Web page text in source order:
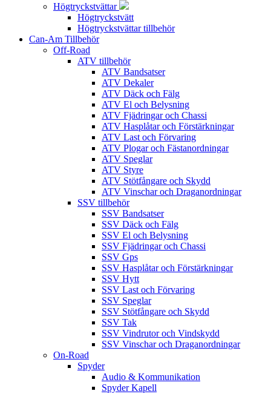
Högtryckstvättar
Högtryckstvätt
Högtryckstvättar tillbehör
Can-Am Tillbehör
Off-Road
ATV tillbehör
ATV Bandsatser
ATV Dekaler
ATV Däck och Fälg
ATV El och Belysning
ATV Fjädringar och Chassi
ATV Hasplåtar och Förstärkningar
ATV Last och Förvaring
ATV Plogar och Fästanordningar
ATV Speglar
ATV Styre
ATV Stötfångare och Skydd
ATV Vinschar och Draganordningar
SSV tillbehör
SSV Bandsatser
SSV Däck och Fälg
SSV El och Belysning
SSV Fjädringar och Chassi
SSV Gps
SSV Hasplåtar och Förstärkningar
SSV Hytt
SSV Last och Förvaring
SSV Speglar
SSV Stötfångare och Skydd
SSV Tak
SSV Vindrutor och Vindskydd
SSV Vinschar och Draganordningar
On-Road
Spyder
Audio & Kommunikation
Spyder Kapell